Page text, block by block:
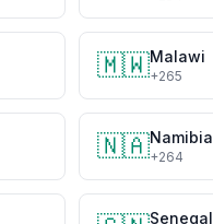
🇲🇼Malawi
+265
🇳🇦Namibia
+264
Senegal